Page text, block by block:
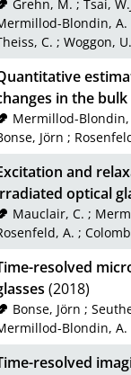
Grehn, M. ; Tsai,
Blondin, A.
C. ; Woggon, U.
in the
Mermillod-Blondin,
Jörn ;
and
optical
Mauclair, C. ;
A. ;
resolved
(2018)
Bonse, Jörn ;
Blondin, A.
resolved